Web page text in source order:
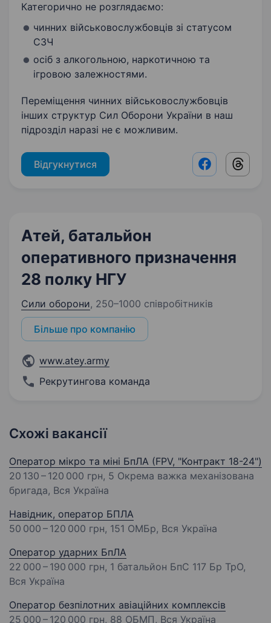
Категорично не розглядаємо:
чинних військовослужбовців зі статусом
СЗЧ
⁠осіб з алкогольною, наркотичною та
ігровою залежностями.
Переміщення чинних військовослужбовців
інших структур Сил Оборони України в наш
підрозділ наразі не є можливим.
Відгукнутися Facebook
Атей, батальйон
оперативного призначення
28 полку НГУ
Сили оборони, 250–1000 співробітників
Більше про компанію
www.atey.army
Рекрутингова команда
Схожі вакансії
Оператор мікро та міні БпЛА (FPV, "Контракт 18-24")
20 130 – 120 000 грн, 5 Окрема важка механізована
бригада, Вся Україна
Навідник, оператор БПЛА
50 000 – 120 000 грн, 151 ОМБр, Вся Україна
Оператор ударних БпЛА
22 000 – 190 000 грн, 1 батальйон БпС 117 Бр ТрО,
Вся Україна
Оператор безпілотних авіаційних комплексів
25 000 – 120 000 грн, 88 ОБМП, Вся Україна